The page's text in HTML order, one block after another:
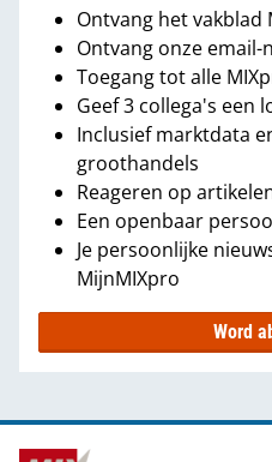
Ontvang het vakblad
Ontvang onze email-
Toegang tot alle
Geef 3 collega's een
Inclusief marktdata
groothandels
Reageren op
Een openbaar
Je persoonlijke
MijnMIXpro
Word